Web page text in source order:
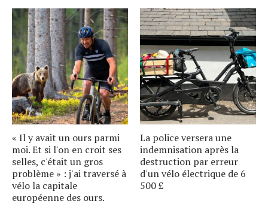
« Il y avait un ours parmi
moi. Et si l'on en croit ses
selles, c'était un gros
problème » : j'ai traversé à
vélo la capitale
européenne des ours.
La police versera une
indemnisation après la
destruction par erreur
d'un vélo électrique de 6
500 £